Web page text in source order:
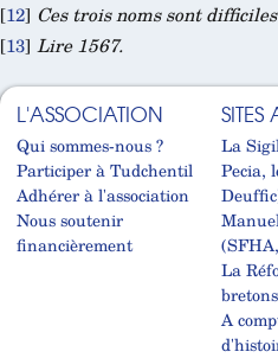
[12] Ces trois noms sont
[13] Lire 1567.
L'ASSOCIATION
Qui sommes-nous ?
Participer à Tudchentil
Adhérer à l'association
Nous soutenir
financièrement
SITES
La
Pecia,
La
bretons
A